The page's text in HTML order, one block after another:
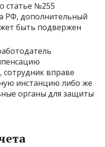
статье №255
РФ, дополнительный
быть подвержен
вправе
инстанцию либо же
органы для защиты